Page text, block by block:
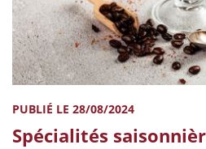
PUBLIÉ LE 28/08/2024
Spécialités